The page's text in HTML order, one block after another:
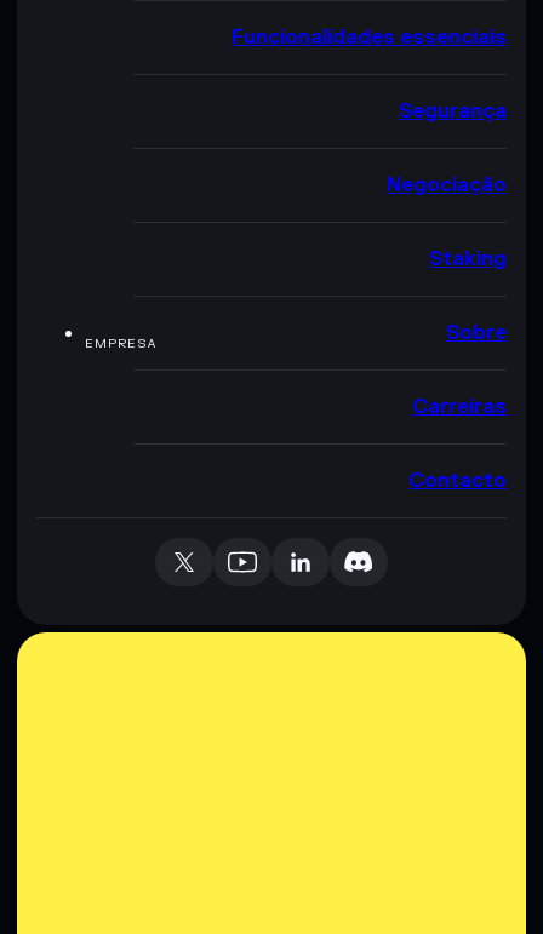
Funcionalidades essenciais
Segurança
Negociação
Staking
EMPRESA Sobre
Carreiras
Contacto